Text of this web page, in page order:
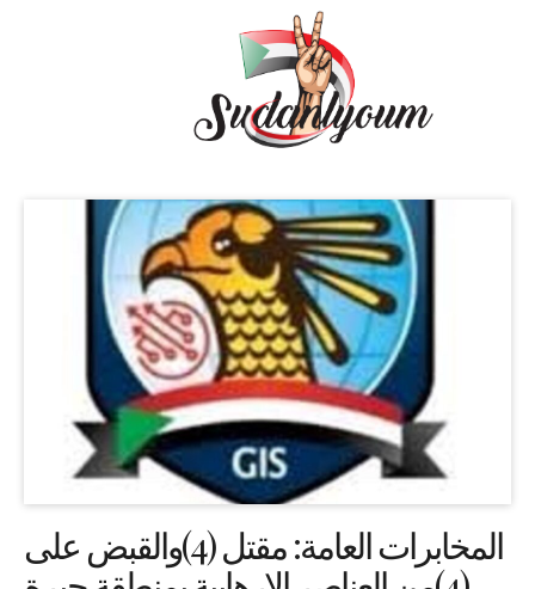
المخابرات العامة: مقتل (4)والقبض على